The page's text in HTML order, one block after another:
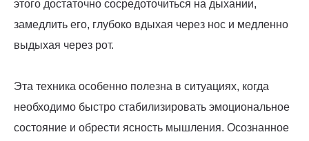
этого достаточно сосредоточиться на дыхании,
замедлить его, глубоко вдыхая через нос и медленно
выдыхая через рот.
Эта техника особенно полезна в ситуациях, когда
необходимо быстро стабилизировать эмоциональное
состояние и обрести ясность мышления. Осознанное